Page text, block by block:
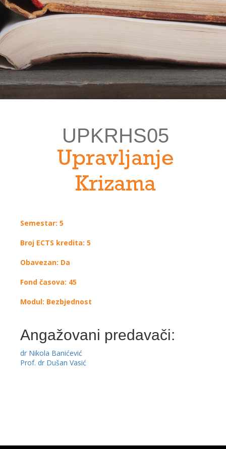
UPKRHS05
Upravljanje
Krizama
Semestar: 5
Broj ECTS kredita: 5
Obavezan: Da
Fond časova: 45
Modul: Bezbjednost
Angažovani predavači:
dr Nikola Banićević
Prof. dr Dušan Vasić